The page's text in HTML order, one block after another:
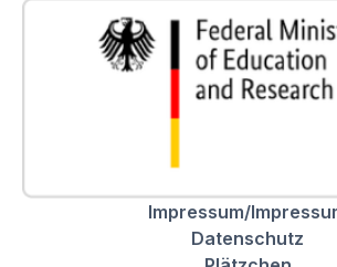
Impressum/
Datenschutz